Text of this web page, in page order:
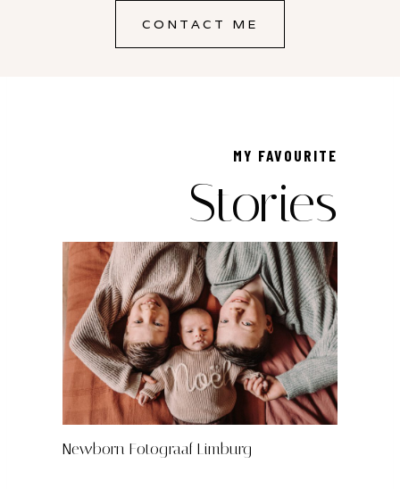
CONTACT ME
MY FAVOURITE
Stories
Newborn Fotograaf Limburg